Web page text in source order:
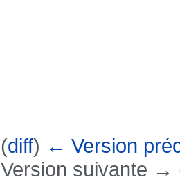
(diff) ← Version
Version suivante →